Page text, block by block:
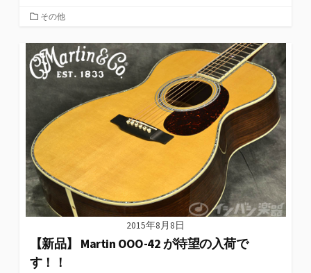
カ
ゴ
リ
ー
その他
2015年8月8日
【新品】 Martin OOO-42 が待望の入荷で
す！！